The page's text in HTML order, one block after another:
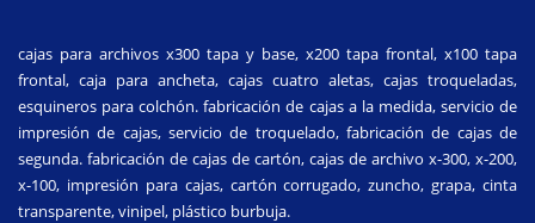
cajas para archivos x300 tapa y base, x200 tapa frontal, x100 tapa
frontal, caja para ancheta, cajas cuatro aletas, cajas troqueladas,
esquineros para colchón. fabricación de cajas a la medida, servicio de
impresión de cajas, servicio de troquelado, fabricación de cajas de
segunda. fabricación de cajas de cartón, cajas de archivo x-300, x-200,
x-100, impresión para cajas, cartón corrugado, zuncho, grapa, cinta
transparente, vinipel, plástico burbuja.